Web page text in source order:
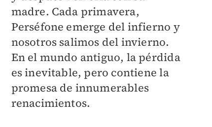
madre. Cada primavera,
Perséfone emerge del infierno y
nosotros salimos del invierno.
En el mundo antiguo, la pérdida
es inevitable, pero contiene la
promesa de innumerables
renacimientos.